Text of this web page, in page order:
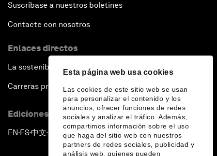
Esta página web usa cookies
Las cookies de este sitio web se usan
para personalizar el contenido y los
anuncios, ofrecer funciones de redes
sociales y analizar el tráfico. Además,
compartimos información sobre el uso
que haga del sitio web con nuestros
partners de redes sociales, publicidad y
análisis web, quienes pueden
Suscríbase a nuestros boletines
Contacte con nosotros
Enlaces directos
La sostenibilidad en el Foro
Carreras profesionales
Ediciones en otros idiomas
EN ▪ ES▪中文▪ 日本語